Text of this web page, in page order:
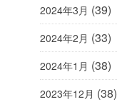
2024年3月 (39)
2024年2月 (33)
2024年1月 (38)
2023年12月 (38)